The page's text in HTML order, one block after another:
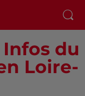
du
Loire-